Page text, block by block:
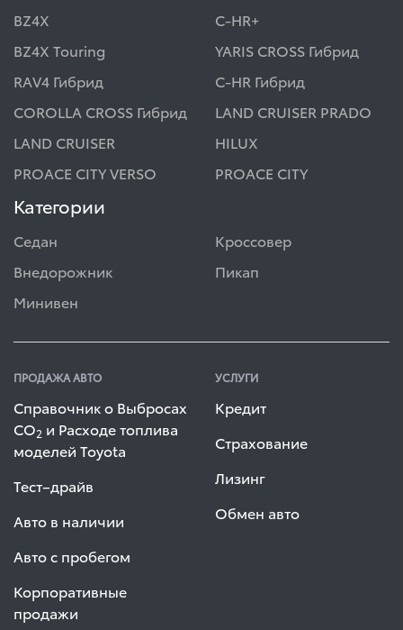
BZ4X
C-HR+
BZ4X Touring
YARIS CROSS Гибрид
RAV4 Гибрид
C-HR Гибрид
COROLLA CROSS Гибрид
LAND CRUISER PRADO
LAND CRUISER
HILUX
PROACE CITY VERSO
PROACE CITY
Категории
Седан
Кроссовер
Внедорожник
Пикап
Минивен
ПРОДАЖА АВТО
Справочник о Выбросах
СО2 и Расходе топлива
моделей Toyota
Тест–драйв
Авто в наличии
Авто с пробегом
Корпоративные
продажи
УСЛУГИ
Кредит
Страхование
Лизинг
Обмен авто